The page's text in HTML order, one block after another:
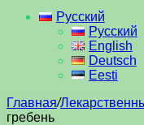
Русский
Русский
English
Deutsch
Eesti
Главная/
гребень